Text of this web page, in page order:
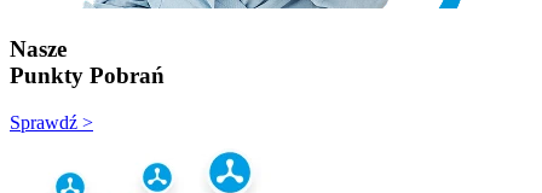
Nasze
Punkty Pobrań
Sprawdź >